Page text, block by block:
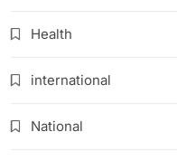
Health
international
National